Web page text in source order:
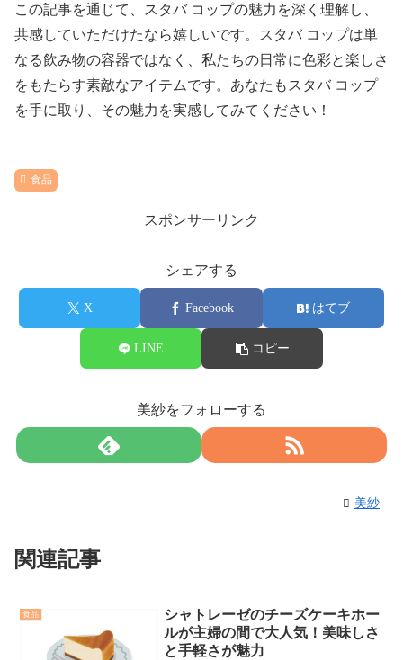
この記事を通じて、スタバ コップの魅力を深く理解し、
共感していただけたなら嬉しいです。スタバ コップは単
なる飲み物の容器ではなく、私たちの日常に色彩と楽しさ
をもたらす素敵なアイテムです。あなたもスタバ コップ
を手に取り、その魅力を実感してみてください！
食品
スポンサーリンク
シェアする
X Facebook はてブ
LINE コピー
美紗をフォローする
美紗
関連記事
食品
シャトレーゼのチーズケーキホー
ルが主婦の間で大人気！美味しさ
と手軽さが魅力